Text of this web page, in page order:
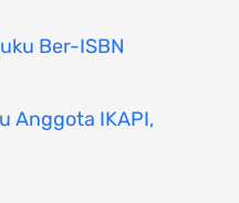
Ber-ISBN
Anggota IKAPI,